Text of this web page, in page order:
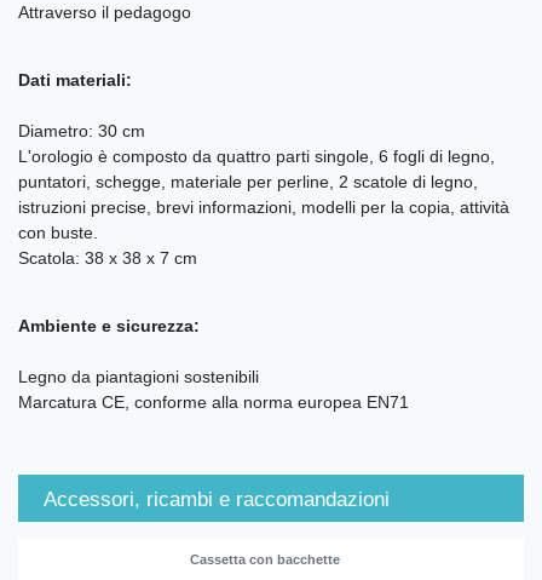
Attraverso il pedagogo
Dati materiali:
Diametro: 30 cm
L'orologio è composto da quattro parti singole, 6 fogli di legno,
puntatori, schegge, materiale per perline, 2 scatole di legno,
istruzioni precise, brevi informazioni, modelli per la copia, attività
con buste.
Scatola: 38 x 38 x 7 cm
Ambiente e sicurezza:
Legno da piantagioni sostenibili
Marcatura CE, conforme alla norma europea EN71
Accessori, ricambi e raccomandazioni
Cassetta con bacchette